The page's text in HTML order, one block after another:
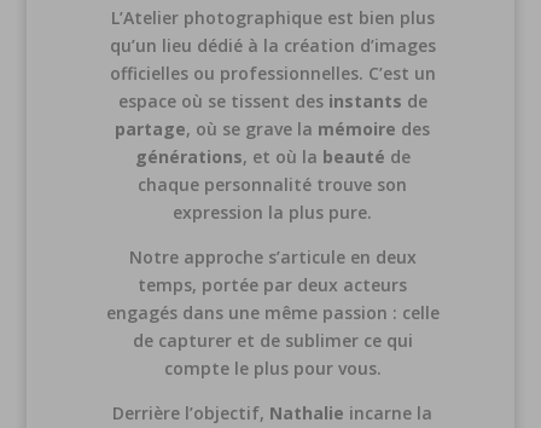
L’Atelier photographique est bien plus
qu’un lieu dédié à la création d’images
officielles ou professionnelles. C’est un
espace où se tissent des instants de
partage, où se grave la mémoire des
générations, et où la beauté de
chaque personnalité trouve son
expression la plus pure.
Notre approche s’articule en deux
temps, portée par deux acteurs
engagés dans une même passion : celle
de capturer et de sublimer ce qui
compte le plus pour vous.
Derrière l’objectif, Nathalie incarne la